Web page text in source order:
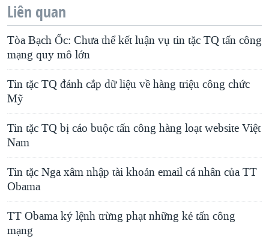
Liên quan
Tòa Bạch Ốc: Chưa thể kết luận vụ tin tặc TQ tấn công
mạng quy mô lớn
Tin tặc TQ đánh cắp dữ liệu về hàng triệu công chức
Mỹ
Tin tặc TQ bị cáo buộc tấn công hàng loạt website Việt
Nam
Tin tặc Nga xâm nhập tài khoản email cá nhân của TT
Obama
TT Obama ký lệnh trừng phạt những kẻ tấn công
mạng